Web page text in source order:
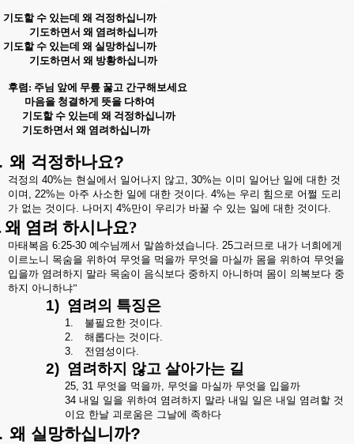
기도할 수 있는데 왜 걱정하십니까
기도하면서 왜 염려하십니까
기도할 수 있는데 왜 실망하십니까
기도하면서 왜 방황하십니까
후렴 : 주님 앞에 무릎 꿇고 간구해보세요
마음을 청결하게 뜻을 다하여
기도할 수 있는데 왜 걱정하십니까
기도하면서 왜 염려하십니까
왜 걱정하나요?
걱정의 40%는 현실에서 일어나지 않고, 30%는 이미 일어난 일에 대한 것
이며 , 22%는 아주 사소한 일에 대한 것이다. 4%는 우리 힘으로 어쩔 도리
가 없는 것이다. 나머지 4%만이 우리가 바꿀 수 있는 일에 대한 것이다.
왜 염려 하시나요?
마태복음 6:25-30 예수님께서 말씀하셨습니다. 25그러므로 내가 너희에게
이르노니 목숨을 위하여 무엇을 먹을까 무엇을 마실까 몸을 위하여 무엇을
입을까 염려하지 말라 목숨이 음식보다 중하지 아니하며 몸이 의복보다 중
하지 아니하냐”
1) 염려의 특징은
1. 불필요한 것이다.
2.
해롭다는 것이다.
3.
전염성이다.
2) 염려하지 않고 살아가는 길
25, 31 무엇을 먹을까, 무엇을 마실까 무엇을 입을까
34 내일 일을 위하여 염려하지 말라 내일 일은 내일 염려할 것
이요 한날 괴로움은 그날에 족하다
왜 실망하십니까?